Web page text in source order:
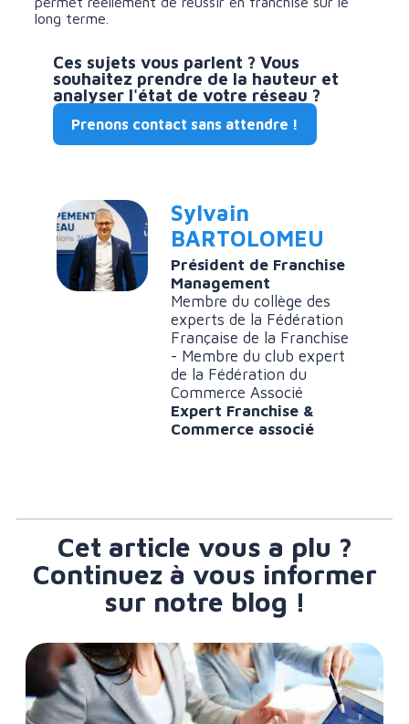
long terme.
Ces sujets vous parlent ? Vous
souhaitez prendre de la hauteur et
analyser l'état de votre réseau ?
Prenons contact sans attendre !
Sylvain
BARTOLOMEU
Président de Franchise
Management
Membre du collège des
experts de la Fédération
Française de la Franchise
- Membre du club expert
de la Fédération du
Commerce Associé
Expert Franchise &
Commerce associé
Cet article vous a plu ?
Continuez à vous informer
sur notre blog !